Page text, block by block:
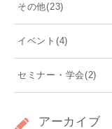
その他(23)
イベント (4)
セミナー・学会(2)
アーカイブ